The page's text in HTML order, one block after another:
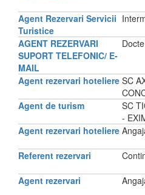
Agent Rezervari Servicii
Turistice
AGENT REZERVARI
SUPORT TELEFONIC/ E-
MAIL
Agent rezervari hoteliere SC
Agent de turism
SC
-
Agent rezervari hoteliere
Referent rezervari
Agent rezervari